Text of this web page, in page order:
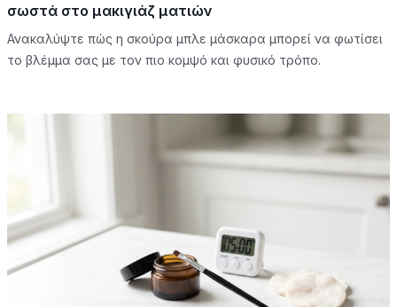
σωστά στο μακιγιάζ ματιών
Ανακαλύψτε πώς η σκούρα μπλε μάσκαρα μπορεί να φωτίσει
το βλέμμα σας με τον πιο κομψό και φυσικό τρόπο.